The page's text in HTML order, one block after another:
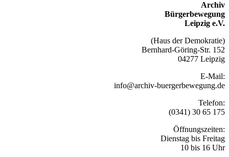
Archiv
Bürgerbewegung
Leipzig e.V.
(Haus der Demokratie)
Bernhard-Göring-Str. 152
04277 Leipzig
E-Mail:
info@archiv-buergerbewegung.de
Telefon:
(0341) 30 65 175
Öffnungszeiten:
Dienstag bis Freitag
10 bis 16 Uhr